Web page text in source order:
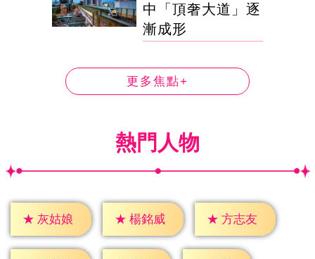
中「頂奢大道」逐
漸成形
更多焦點+
熱門人物
★ 灰姑娘 ★ 楊銘威 ★ 方志友